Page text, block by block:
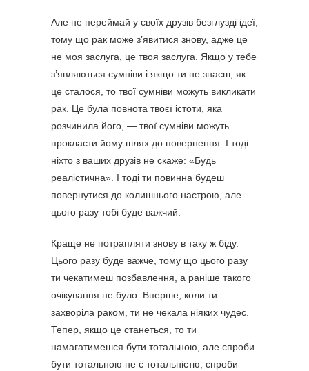
Але не переймай у своїх друзів безглузді ідеї,
тому що рак може з’явитися знову, адже це
не моя заслуга, це твоя заслуга. Якщо у тебе
з’являються сумніви і якщо ти не знаєш, як
це сталося, то твої сумніви можуть викликати
рак. Це була повнота твоєї істоти, яка
розчинила його, — твої сумніви можуть
прокласти йому шлях до повернення. І тоді
ніхто з ваших друзів не скаже: «Будь
реалістична». І тоді ти повинна будеш
повернутися до колишнього настрою, але
цього разу тобі буде важчий.
Краще не потрапляти знову в таку ж біду.
Цього разу буде важче, тому що цього разу
ти чекатимеш позбавлення, а раніше такого
очікування не було. Вперше, коли ти
захворіла раком, ти не чекала ніяких чудес.
Тепер, якщо це станеться, то ти
намагатимешся бути тотальною, але спроби
бути тотальною не є тотальністю, спроби